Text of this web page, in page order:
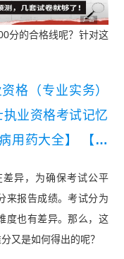
广告
分的合格线呢？针对这
格（专业实务）
执业资格考试记忆
用药大全】
【护
异，为确保考试公平
来报告成绩。考试分为
度也有差异。那么，这
又是如何得出的呢？